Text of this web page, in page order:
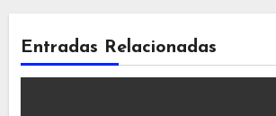
Entradas Relacionadas